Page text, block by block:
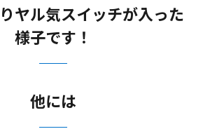
ヤル気スイッチが入った
様子です！
他には